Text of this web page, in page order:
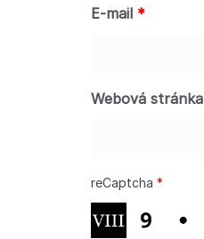
E-mail *
Webová stránka
reCaptcha *